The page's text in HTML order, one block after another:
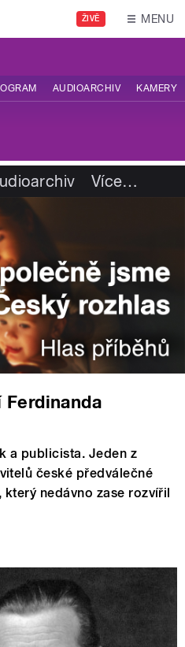
ŽIVĚ MENU
AUDIOARCHIV KAMERY
Více…
Ferdinanda
a publicista. Jeden z
české předválečné
nedávno zase rozvířil